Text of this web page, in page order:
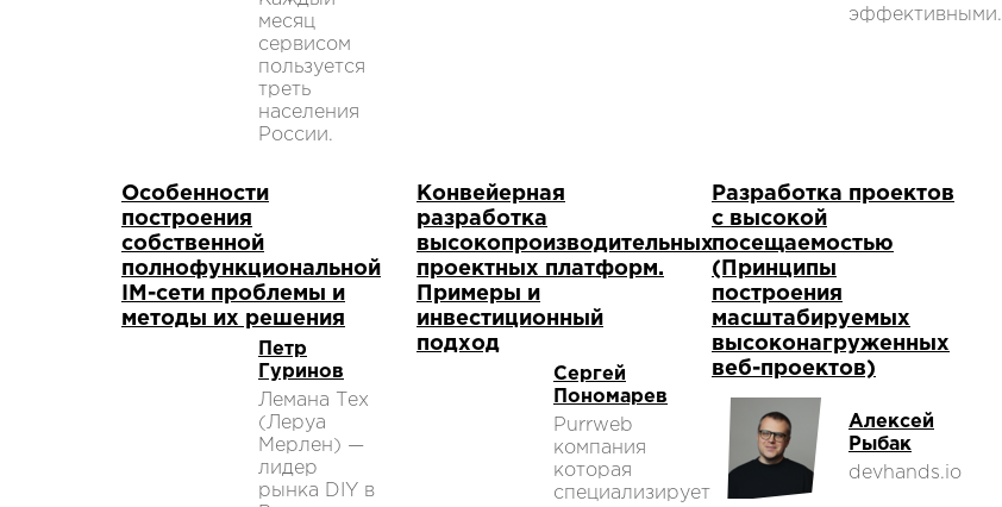
месяц
сервисом
пользуется
треть
населения
России.
эффективными.
Особенности
построения
собственной
полнофункциональной
IM-сети проблемы и
методы их решения
Петр
Гуринов
Лемана Тех
(Леруа
Мерлен) —
лидер
рынка DIY в
Конвейерная
разработка
высокопроизводительных
проектных платформ.
Примеры и
инвестиционный
подход
Сергей
Пономарев
Purrweb
компания
которая
специализируется
Разработка проектов
с высокой
посещаемостью
(Принципы
построения
масштабируемых
высоконагруженных
веб-проектов)
Алексей
Рыбак
devhands.io